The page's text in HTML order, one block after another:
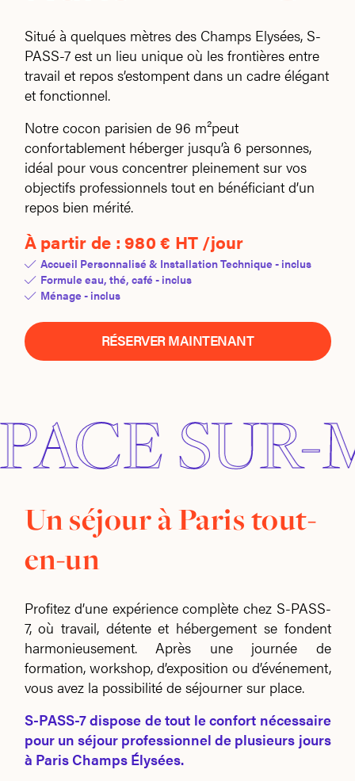
Situé à quelques mètres des Champs Elysées, S-
PASS-7 est un lieu unique où les frontières entre
travail et repos s’estompent dans un cadre élégant
et fonctionnel.
Notre cocon parisien de 96 m²peut
confortablement héberger jusqu’à 6 personnes,
idéal pour vous concentrer pleinement sur vos
objectifs professionnels tout en bénéficiant d’un
repos bien mérité.
À partir de :980 € HT /jour
Accueil Personnalisé & Installation Technique - inclus
Formule eau, thé, café - inclus
Ménage - inclus
RÉSERVER MAINTENANT
SUR-
Un séjour à Paris tout-
en-un
Profitez d’une expérience complète chez S-PASS-
7, où travail, détente et hébergement se fondent
harmonieusement. Après une journée de
formation, workshop, d’exposition ou d’événement,
vous avez la possibilité de séjourner sur place.
S-PASS-7 dispose de tout le confort nécessaire
pour un séjour professionnel de plusieurs jours
à Paris Champs Élysées.